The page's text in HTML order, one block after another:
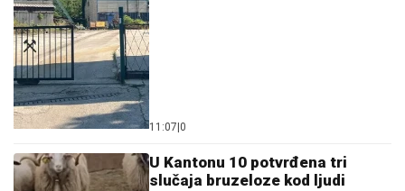
11:07 0
U Kantonu 10 potvrđena tri
slučaja bruzeloze kod ljudi